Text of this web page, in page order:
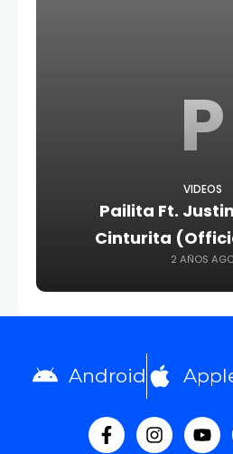
P
VIDEOS
Pailita Ft.
Cinturita
2 AÑOS
Android